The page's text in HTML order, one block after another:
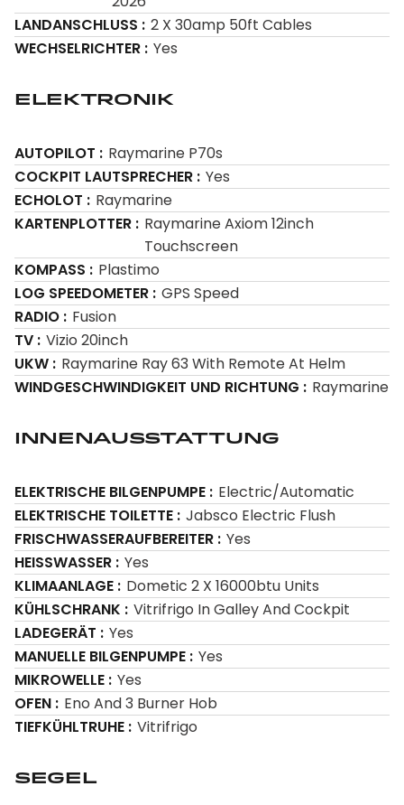
LANDANSCHLUSS
2 X 30amp 50ft Cables
WECHSELRICHTER
Yes
Elektronik
AUTOPILOT
Raymarine P70s
COCKPIT LAUTSPRECHER
Yes
ECHOLOT
Raymarine
KARTENPLOTTER
Raymarine Axiom 12inch
Touchscreen
KOMPASS
Plastimo
LOG SPEEDOMETER
GPS Speed
RADIO
Fusion
TV
Vizio 20inch
UKW
Raymarine Ray 63 With Remote At Helm
WINDGESCHWINDIGKEIT UND RICHTUNG
Raymarine
Innenausstattung
ELEKTRISCHE BILGENPUMPE
Electric/Automatic
ELEKTRISCHE TOILETTE
Jabsco Electric Flush
FRISCHWASSERAUFBEREITER
Yes
HEISSWASSER
Yes
KLIMAANLAGE
Dometic 2 X 16000btu Units
KÜHLSCHRANK
Vitrifrigo In Galley And Cockpit
LADEGERÄT
Yes
MANUELLE BILGENPUMPE
Yes
MIKROWELLE
Yes
OFEN
Eno And 3 Burner Hob
TIEFKÜHLTRUHE
Vitrifrigo
Segel